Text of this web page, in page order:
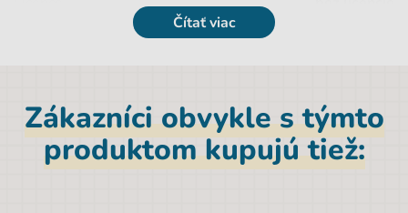
Hmotnosť netto [kg]
Značka
CoolPack
Šírka obalu
37 cm
Pohlavie
Univerzálny
Čítať viac
Zákazníci obvykle s týmto
produktom kupujú tiež: